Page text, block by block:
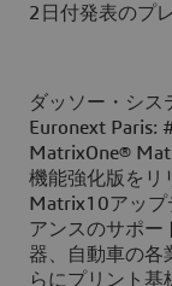
2日付発表のプ
ダッソー・シス
Euronext Paris:
MatrixOne®
機能強化版をリ
Matrix10アップ
アンスのサポー
器、自動車の各
らにプリント